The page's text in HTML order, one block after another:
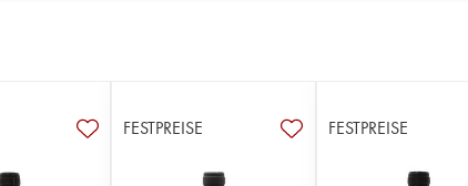
FESTPREISE FESTPREISE